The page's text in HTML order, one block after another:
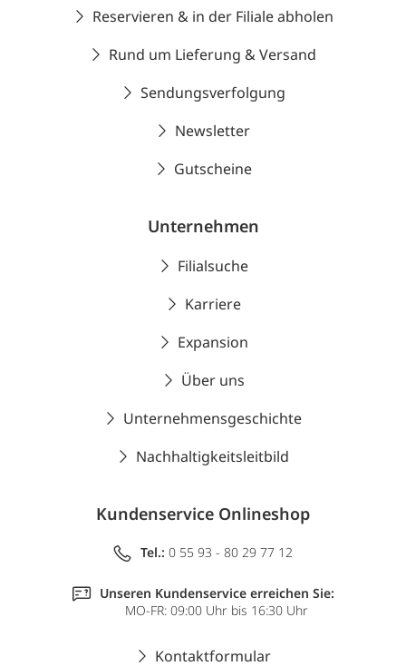
Reservieren & in der Filiale abholen
Rund um Lieferung & Versand
Sendungsverfolgung
Newsletter
Gutscheine
Unternehmen
Filialsuche
Karriere
Expansion
Über uns
Unternehmensgeschichte
Nachhaltigkeitsleitbild
Kundenservice Onlineshop
Tel.: 0 55 93 - 80 29 77 12
Unseren Kundenservice erreichen Sie:
MO-FR: 09:00 Uhr bis 16:30 Uhr
Kontaktformular